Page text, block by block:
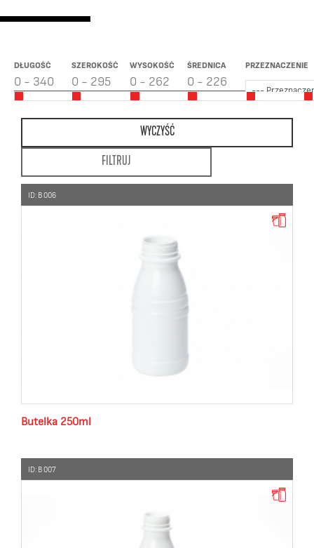
DŁUGOŚĆ SZEROKOŚĆ WYSOKOŚĆ ŚREDNICA PRZEZNACZENIE
---
WYCZYŚĆ
ID: B 006
Butelka 250ml
ID: B 007